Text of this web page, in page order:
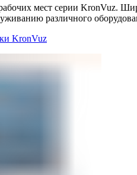
мест серии KronVuz.
различного
KronVuz